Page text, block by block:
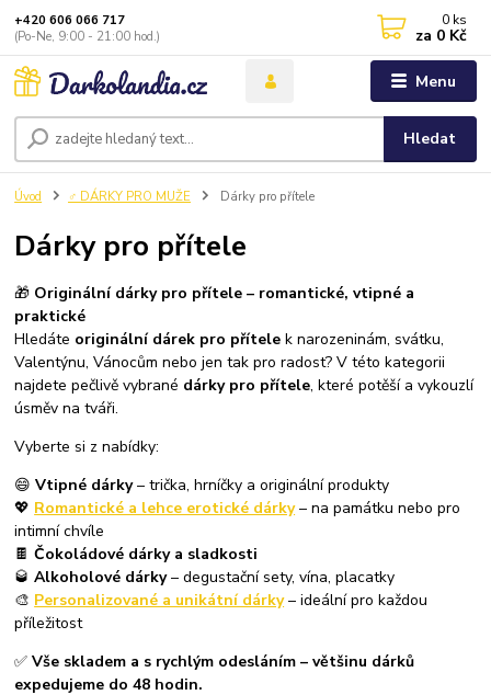
Menu
Hledat
+420 606 066 717
(Po-Ne, 9:00 - 21:00 hod.)
0 ks
za 0 Kč
Úvod ♂️ DÁRKY PRO MUŽE Dárky pro přítele
Dárky pro přítele
🎁 Originální dárky pro přítele – romantické, vtipné a
praktické
Hledáte originální dárek pro přítele k narozeninám, svátku,
Valentýnu, Vánocům nebo jen tak pro radost? V této kategorii
najdete pečlivě vybrané dárky pro přítele, které potěší a vykouzlí
úsměv na tváři.
Vyberte si z nabídky:
😄Vtipné dárky– trička, hrníčky a originální produkty
💖 Romantické a lehce erotické dárky– na památku nebo pro
intimní chvíle
🍫Čokoládové dárky a sladkosti
🥃Alkoholové dárky– degustační sety, vína, placatky
🎨 Personalizované a unikátní dárky– ideální pro každou
příležitost
✅Vše skladem a s rychlým odesláním – většinu dárků
expedujeme do 48 hodin.